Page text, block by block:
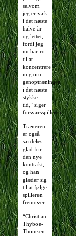
selvom
jeg er væk
i det næste
halve år –
og lettet,
fordi jeg
nu har ro
til at
koncentrere
mig om
genoptræningen
i det næste
stykke
tid,” siger
forsvarsspilleren.
Træneren
er også
særdeles
glad for
den nye
kontrakt,
og han
glæder sig
til at følge
spilleren
fremover.
“Christian
Thyboe-
Thomsen